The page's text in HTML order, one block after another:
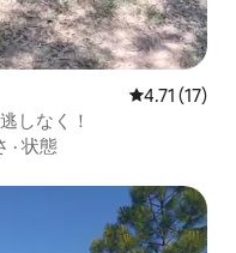
レビュー17
4.71 (17)
しなく！
· 状態